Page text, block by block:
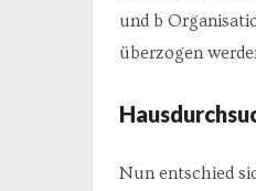
und b
überzogen
Nun entschied